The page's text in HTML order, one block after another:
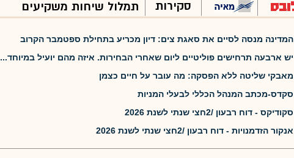
סקירות תמלול שיחות משקיעים
המדינה מנסה לסיים את סאגת צים: דיון מכריע בתחילת ספטמבר הקרוב
יש ארבעה תרחישים פוליטיים ליום שאחרי הבחירות. איזה מהם יועיל במיוחד...
מאבקי שליטה ללא הפסקה: מה עובר על חיים כצמן
סקדס-מכתב המנהל הכללי לבעלי המניות
סקודיקס - דוח רבעון /2חצי שנתי לשנת 2026
אנקור הזדמנויות - דוח רבעון /2חצי שנתי לשנת 2026